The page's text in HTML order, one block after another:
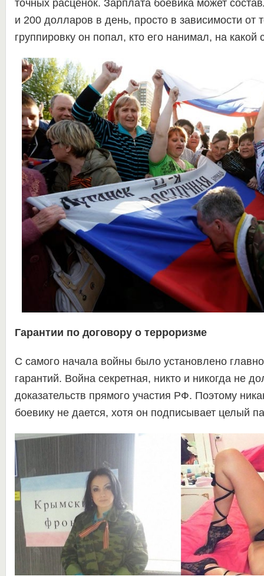
точных расценок. Зарплата боевика может
и 200 долларов в день, просто в зависимости от
группировку он попал, кто его нанимал, на какой
Гарантии по договору о терроризме
С самого начала войны было установлено
гарантий. Война секретная, никто и никогда не
доказательств прямого участия РФ. Поэтому
боевику не дается, хотя он подписывает целый